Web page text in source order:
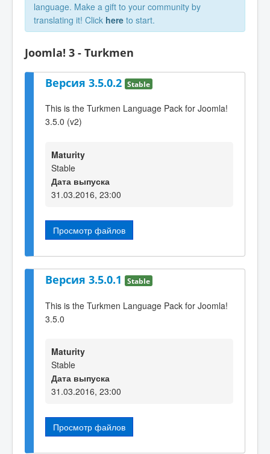
language. Make a gift to your community by
translating it! Click here to start.
Joomla! 3 - Turkmen
Версия 3.5.0.2 Stable
This is the Turkmen Language Pack for Joomla!
3.5.0 (v2)
Maturity
Stable
Дата выпуска
31.03.2016, 23:00
Просмотр файлов
Версия 3.5.0.1 Stable
This is the Turkmen Language Pack for Joomla!
3.5.0
Maturity
Stable
Дата выпуска
31.03.2016, 23:00
Просмотр файлов